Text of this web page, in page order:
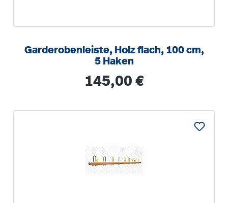
Garderobenleiste, Holz flach, 100 cm,
5 Haken
Regulärer Preis:
145,00 €